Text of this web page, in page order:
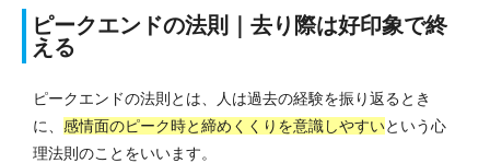
ピークエンドの法則｜去り際は好印象で終
える
ピークエンドの法則とは、人は過去の経験を振り返るとき
に、 感情面のピーク時と締めくくりを意識しやすいという心
理法則のことをいいます。